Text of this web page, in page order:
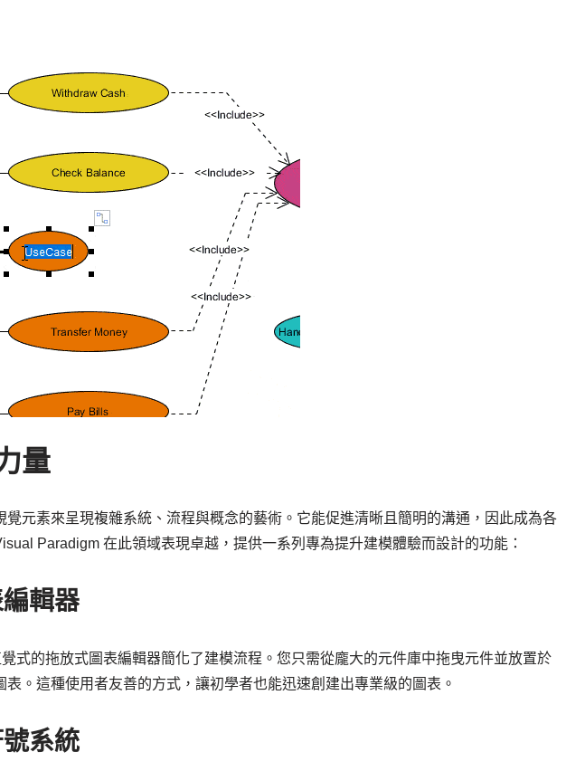
量
覺元素來呈現複雜系統、流程與概念的藝術。它能促進清晰且簡明的溝通，因此成為各
Paradigm 在此領域表現卓越，提供一系列專為提升建模體驗而設計的功能：
輯器
式的拖放式圖表編輯器簡化了建模流程。您只需從龐大的元件庫中拖曳元件並放置於
。這種使用者友善的方式，讓初學者也能迅速創建出專業級的圖表。
系統